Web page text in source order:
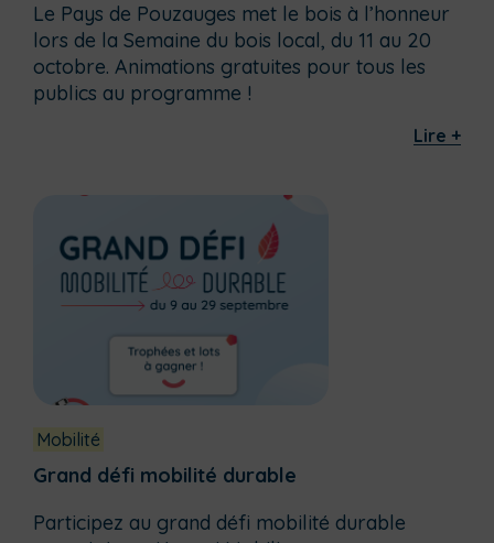
Le Pays de Pouzauges met le bois à l’honneur
lors de la Semaine du bois local, du 11 au 20
octobre. Animations gratuites pour tous les
publics au programme !
Lire +
Mobilité
Grand défi mobilité durable
Participez au grand défi mobilité durable